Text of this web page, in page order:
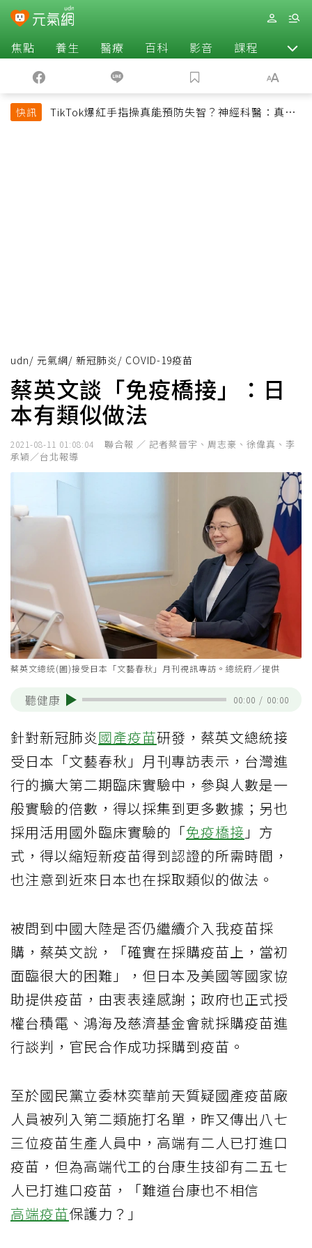
焦點 養生 醫療 百科 影音 課程 退休
快訊
TikTok爆紅手指操真能預防失智？神經科醫：真正
udn/ 元氣網/ 新冠肺炎 / COVID-19疫苗
蔡英文談「免疫橋接」：日
本有類似做法
2021-08-11 01:08:04
聯合報 ／ 記者蔡晉宇、周志豪、徐偉真、李
承穎／台北報導
蔡英文總統(圖)接受日本「文藝春秋」月刊視訊專訪。總統府／提供
聽健康 00:00 / 00:00
針對新冠肺炎國產疫苗研發，蔡英文總統接
受日本「文藝春秋」月刊專訪表示，台灣進
行的擴大第二期臨床實驗中，參與人數是一
般實驗的倍數，得以採集到更多數據；另也
採用活用國外臨床實驗的「免疫橋接 」方
式，得以縮短新疫苗得到認證的所需時間，
也注意到近來日本也在採取類似的做法。
被問到中國大陸是否仍繼續介入我疫苗採
購，蔡英文說，「確實在採購疫苗上，當初
面臨很大的困難」，但日本及美國等國家協
助提供疫苗，由衷表達感謝；政府也正式授
權台積電、鴻海及慈濟基金會就採購疫苗進
行談判，官民合作成功採購到疫苗。
至於國民黨立委林奕華前天質疑國產疫苗廠
人員被列入第二類施打名單，昨又傳出八七
三位疫苗生產人員中，高端有二人已打進口
疫苗，但為高端代工的台康生技卻有二五七
人已打進口疫苗，「難道台康也不相信
高端疫苗保護力？」